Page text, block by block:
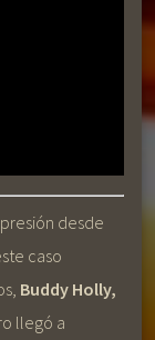
desde
caso
Buddy Holly,
llegó a